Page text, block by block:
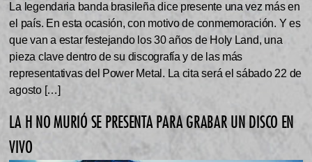
La legendaria banda brasileña dice presente una vez más en
el país. En esta ocasión, con motivo de conmemoración. Y es
que van a estar festejando los 30 años de Holy Land, una
pieza clave dentro de su discografía y de las más
representativas del Power Metal. La cita será el sábado 22 de
agosto […]
LA H NO MURIÓ SE PRESENTA PARA GRABAR UN DISCO EN
VIVO